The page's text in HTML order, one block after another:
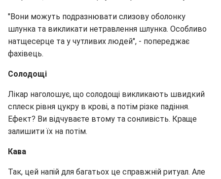
"Вони можуть подразнювати слизову оболонку
шлунка та викликати нетравлення шлунка. Особливо
натщесерце та у чутливих людей", - попереджає
фахівець.
Солодощі
Лікар наголошує, що солодощі викликають швидкий
сплеск рівня цукру в крові, а потім різке падіння.
Ефект? Ви відчуваєте втому та сонливість. Краще
залишити їх на потім.
Кава
Так, цей напій для багатьох це справжній ритуал. Але